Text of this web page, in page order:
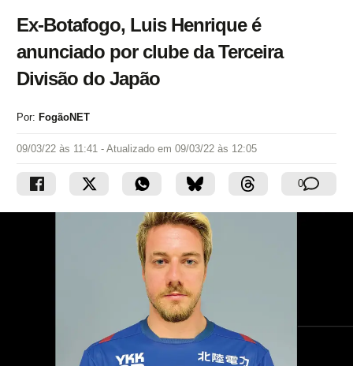
Ex-Botafogo, Luis Henrique é
anunciado por clube da Terceira
Divisão do Japão
Por: FogãoNET
09/03/22 às 11:41 - Atualizado em 09/03/22 às 12:05
0